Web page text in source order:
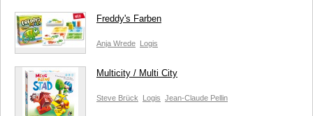
Freddy's Farben
Anja Wrede Logis
Multicity / Multi City
Steve Brück Logis Jean-Claude Pellin